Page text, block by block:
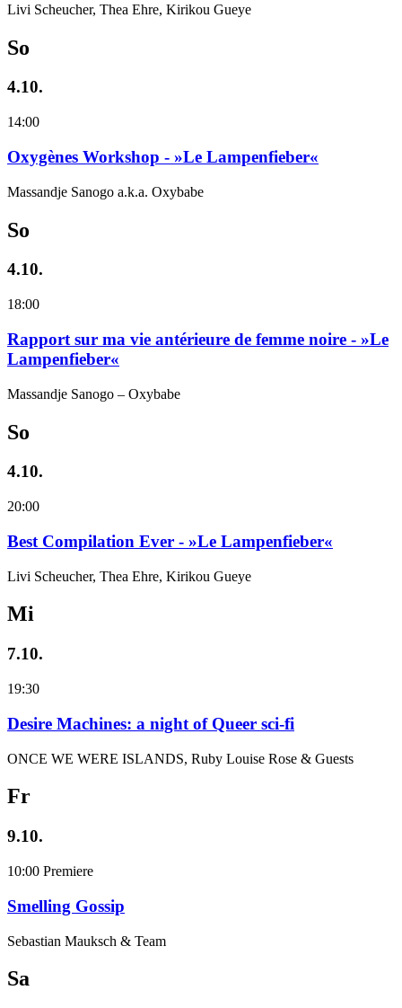
Livi Scheucher, Thea Ehre, Kirikou Gueye
So
4.10.
14:00
Oxygènes Workshop - »Le Lampenfieber«
Massandje Sanogo a.k.a. Oxybabe
So
4.10.
18:00
Rapport sur ma vie antérieure de femme noire - »Le
Lampenfieber«
Massandje Sanogo – Oxybabe
So
4.10.
20:00
Best Compilation Ever - »Le Lampenfieber«
Livi Scheucher, Thea Ehre, Kirikou Gueye
Mi
7.10.
19:30
Desire Machines: a night of Queer sci-fi
ONCE WE WERE ISLANDS, Ruby Louise Rose & Guests
Fr
9.10.
10:00 Premiere
Smelling Gossip
Sebastian Mauksch & Team
Sa